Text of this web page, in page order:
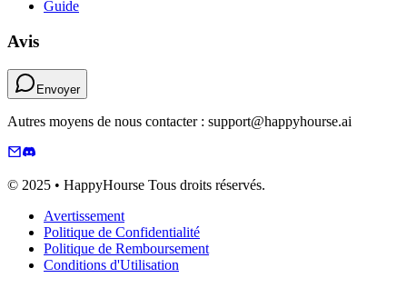
Guide
Avis
Envoyer
Autres moyens de nous contacter : support@happyhourse.ai
© 2025 • HappyHourse Tous droits réservés.
Avertissement
Politique de Confidentialité
Politique de Remboursement
Conditions d'Utilisation